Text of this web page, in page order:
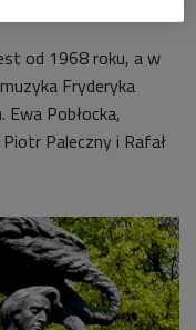
od 1968 roku, a w
Fryderyka
Ewa Pobłocka,
Paleczny i Rafał